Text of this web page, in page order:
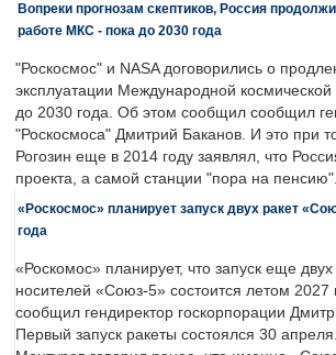
Вопреки прогнозам скептиков, Россия
работе МКС - пока до 2030 года
"Роскосмос" и NASA договорились о
эксплуатации Международной
до 2030 года. Об этом сообщил сообщил
"Роскосмоса" Дмитрий Баканов. И это при
Рогозин еще в 2014 году заявлял, что
проекта, а самой станции "пора на пенсию".
«Роскосмос» планирует запуск двух ракет
года
«Роскомос» планирует, что запуск еще двух
носителей «Союз-5» состоится летом 2027
сообщил гендиректор госкорпорации
Первый запуск ракеты состоялся 30